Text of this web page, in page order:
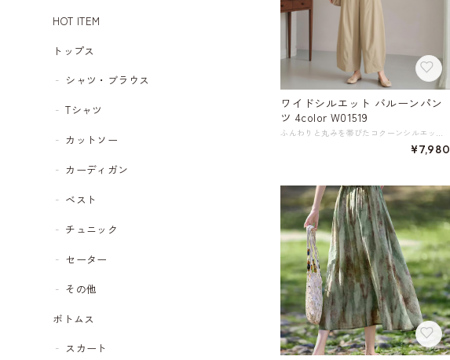
HOT ITEM
トップス
シャツ・ブラウス
Tシャツ
カットソー
カーディガン
ベスト
チュニック
セーター
その他
ボトムス
スカート
ワイドシルエット バルーンパン
ツ 4color W01519
ふんわりと丸みを帯びたコクーンシルエットに、どこか懐かしいレトロな空気感をまとわせたトレンドのバルーンパンツ。 シワになりにくい素材が、忙しい日常でも上品さをキープしてくれます。 腰まわりがすっきり見える樽型立体カッティングがきれい見えのポイント。 体型変化にも優しく寄り添い、気になる部分を自然にカバーしながら美しいラインを演出します。 シックなブラウスやカーディガンと合わせればフェミニンに、シンプルなトップスと合わせれば大人の抜け感スタイルに。 レトロときれいめを絶妙にミックスした、ワードローブに一枚あると頼れる一本です。 ゆったりとしたシルエットとウエストゴム仕様がリラックス感を演出しながらも、すっきりとした着こなしを叶えます。 《サイズ》 S : ウエスト64-80cm ヒップ112cm 総丈89cm 裾幅25.5cm 股上(前)30cm わたり幅36cm M : ウエスト68-85cm ヒップ116cm 総丈91cm 裾幅26.5cm 股上(前)31cm わたり幅37cm L : ウエスト72-90cm ヒップ120cm 総丈93cm 裾幅27.5cm 股上(前)32cm わたり幅38cm XL : ウエスト76-95cm ヒップ124cm 総丈94cm 裾幅28.5cm 股上(前)33cm わたり幅39cm ※採寸方法により1～3cmの誤差がある場合がございます ※モデル 身長160cm 体重95kg Sサイズ着用 《カラー》 ホワイト ブラウン ネイビー カーキ 《素材》 ポリエステル100％ ◇サイズで迷ったらこちらをチェック https://harmonique.my.canva.site/dagieuhhs-e ◇商品を購入する前にこちらの【ご購入前に必ずお読みください】をご確認の上お買い求めください。 https://shop.harmonique.net/blog/2024/06/25/010751 《注意事項》 *harmoniqueではお客様からのご注文を受け、お客様の商品を製作・取り寄せしております。 *基本的にお取り寄せ商品となるため、発送までに《1～3週間前後》お時間をいただいております。 *ご覧いただいているPCやスマートフォンの画面により実物と多少色合いが異なる場合がございます。 *イメージ違いやサイズ違い等、その他お客様都合によりますキャンセル・返品交換はご遠慮ください。 トップページはこちら https://shop.harmonique.net/
¥7,980